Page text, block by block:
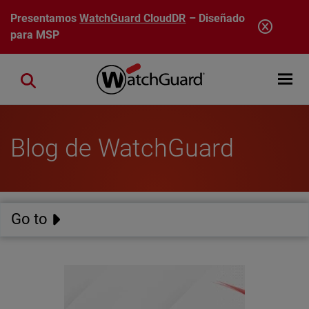
Pasar al contenido principal
PresentamosWatchGuard CloudDR – Diseñado
para MSP
Open
Close search
Blog de WatchGuard
Go to